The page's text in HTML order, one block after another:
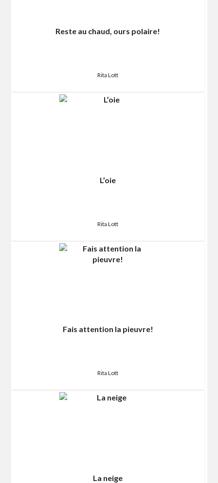
Reste au chaud, ours polaire!
Rita Lott
L’oie
Rita Lott
Fais attention la pieuvre!
Rita Lott
La neige